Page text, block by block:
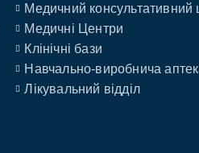
Медичний консультативний
Медичні Центри
Клінічні бази
Навчально-виробнича
Лікувальний відділ